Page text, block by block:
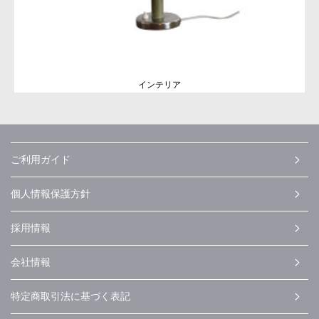
インテリア
ご利用ガイド
個人情報保護方針
採用情報
会社情報
特定商取引法に基づく表記